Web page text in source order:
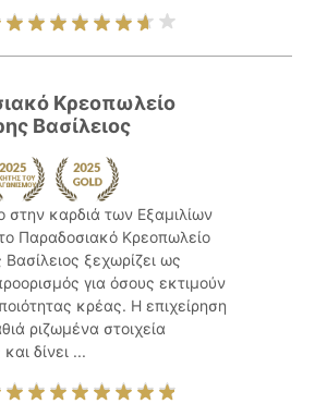
Κρεοπωλείο
Βασίλειος
στην καρδιά των Εξαμιλίων
το Παραδοσιακό Κρεοπωλείο
Βασίλειος ξεχωρίζει ως
για όσους εκτιμούν
κρέας. Η επιχείρηση
ριζωμένα στοιχεία
δίνει ...